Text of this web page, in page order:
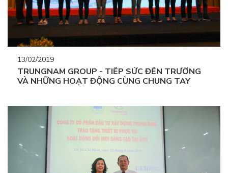
13/02/2019
TRUNGNAM GROUP - TIẾP SỨC ĐẾN TRƯỜNG
VÀ NHỮNG HOẠT ĐỘNG CÙNG CHUNG TAY